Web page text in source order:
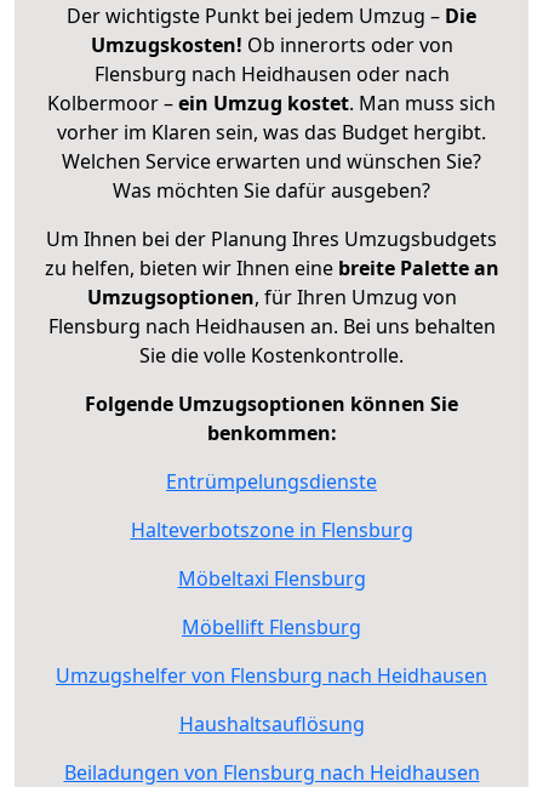
Der wichtigste Punkt bei jedem Umzug – Die
Umzugskosten! Ob innerorts oder von
Flensburg nach Heidhausen oder nach
Kolbermoor –ein Umzug kostet. Man muss sich
vorher im Klaren sein, was das Budget hergibt.
Welchen Service erwarten und wünschen Sie?
Was möchten Sie dafür ausgeben?
Um Ihnen bei der Planung Ihres Umzugsbudgets
zu helfen, bieten wir Ihnen eine breite Palette an
Umzugsoptionen, für Ihren Umzug von
Flensburg nach Heidhausen an. Bei uns behalten
Sie die volle Kostenkontrolle.
Folgende Umzugsoptionen können Sie
benkommen:
Entrümpelungsdienste
Halteverbotszone in Flensburg
Möbeltaxi Flensburg
Möbellift Flensburg
Umzugshelfer von Flensburg nach Heidhausen
Haushaltsauflösung
Beiladungen von Flensburg nach Heidhausen